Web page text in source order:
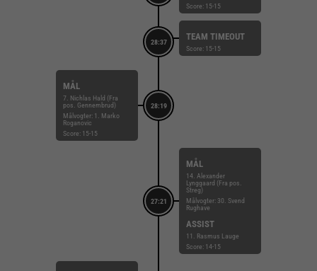
Score: 15-15
28:37
TEAM TIMEOUT
Score: 15-15
28:19
MÅL
7. Nichlas Hald (Fra
pos. Gennembrud)
Målvogter: 1. Marko
Roganovic
Score: 15-15
27:21
MÅL
14. Alexander
Lynggaard (Fra pos.
Streg)
Målvogter: 30. Svend
Rughave
ASSIST
11. Rasmus Lauge
Score: 14-15